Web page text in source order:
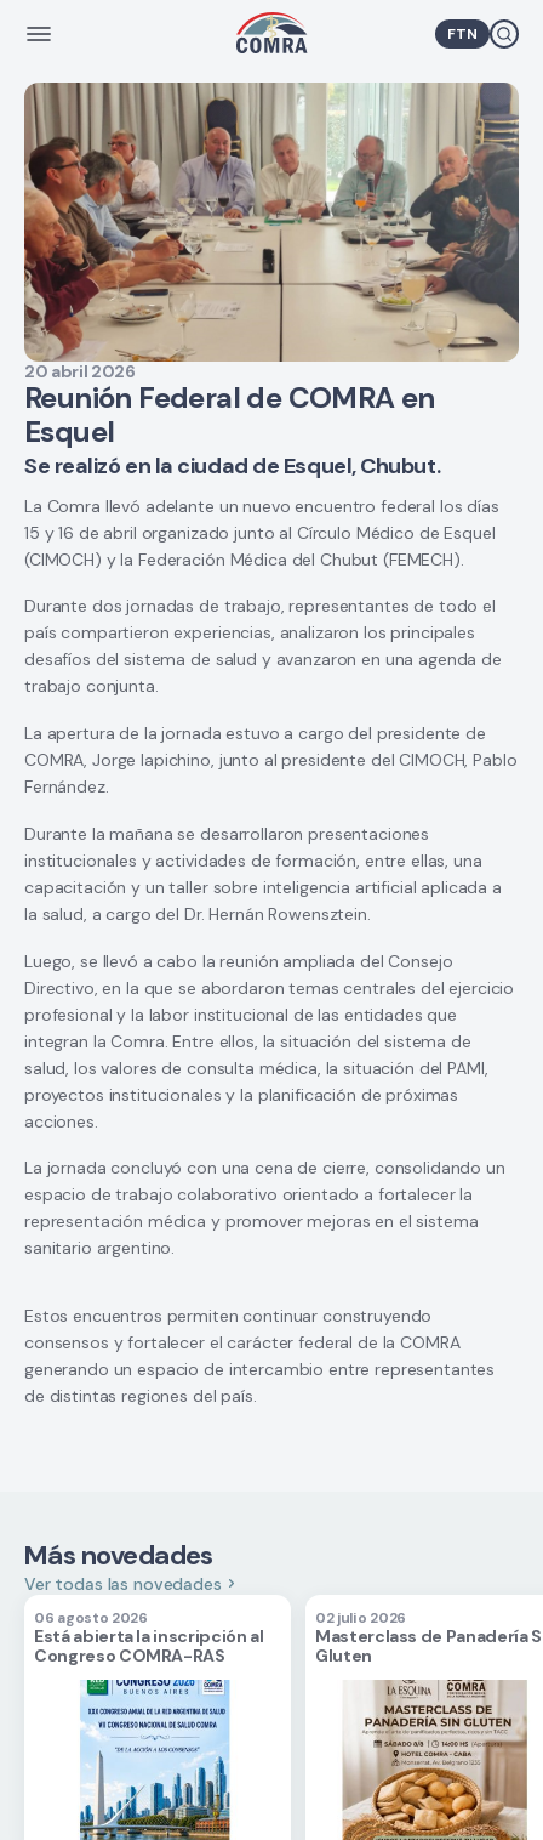
FTN
20 abril 2026
Reunión Federal de COMRA en
Esquel
Se realizó en la ciudad de Esquel, Chubut.
La Comra llevó adelante un nuevo encuentro federal los días
15 y 16 de abril organizado junto al Círculo Médico de Esquel
(CIMOCH) y la Federación Médica del Chubut (FEMECH).
Durante dos jornadas de trabajo, representantes de todo el
país compartieron experiencias, analizaron los principales
desafíos del sistema de salud y avanzaron en una agenda de
trabajo conjunta.
La apertura de la jornada estuvo a cargo del presidente de
COMRA, Jorge Iapichino, junto al presidente del CIMOCH, Pablo
Fernández.
Durante la mañana se desarrollaron presentaciones
institucionales y actividades de formación, entre ellas, una
capacitación y un taller sobre inteligencia artificial aplicada a
la salud, a cargo del Dr. Hernán Rowensztein.
Luego, se llevó a cabo la reunión ampliada del Consejo
Directivo, en la que se abordaron temas centrales del ejercicio
profesional y la labor institucional de las entidades que
integran la Comra. Entre ellos, la situación del sistema de
salud, los valores de consulta médica, la situación del PAMI,
proyectos institucionales y la planificación de próximas
acciones.
La jornada concluyó con una cena de cierre, consolidando un
espacio de trabajo colaborativo orientado a fortalecer la
representación médica y promover mejoras en el sistema
sanitario argentino.
Estos encuentros permiten continuar construyendo
consensos y fortalecer el carácter federal de la COMRA
generando un espacio de intercambio entre representantes
de distintas regiones del país.
Más novedades
Ver todas las novedades
06 agosto 2026
Está abierta la inscripción al
Congreso COMRA-RAS
02 julio 2026
Masterclass de Panadería
Gluten